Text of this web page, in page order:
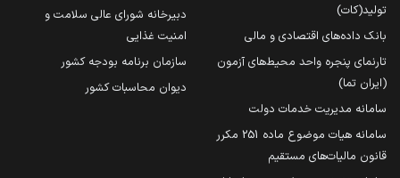
تولید(کات)
بانک داده‌های اقتصادی و مالی
تارنمای پنجره واحد محیط‌های آزمون
(ایران تما)
سامانه مدیریت خدمات دولت
سامانه هیات موضوع ماده 251 مکرر
قانون مالیات‌های مستقیم
دبیرخانه شورای عالی سلامت و
امنیت غذایی
سازمان برنامه بودجه کشور
دیوان محاسبات کشور